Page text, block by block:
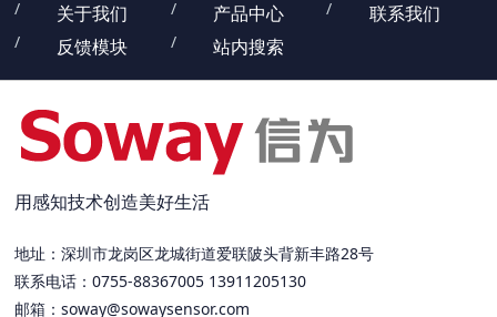
关于我们
产品中心
联系我们
反馈模块
站内搜索
用感知技术创造美好生活
地址：深圳市龙岗区龙城街道爱联陂头背新丰路28号
联系电话：0755-88367005 13911205130
邮箱：soway@sowaysensor.com